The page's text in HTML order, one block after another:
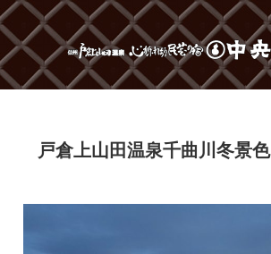
戸倉上山田温泉千曲川冬景色